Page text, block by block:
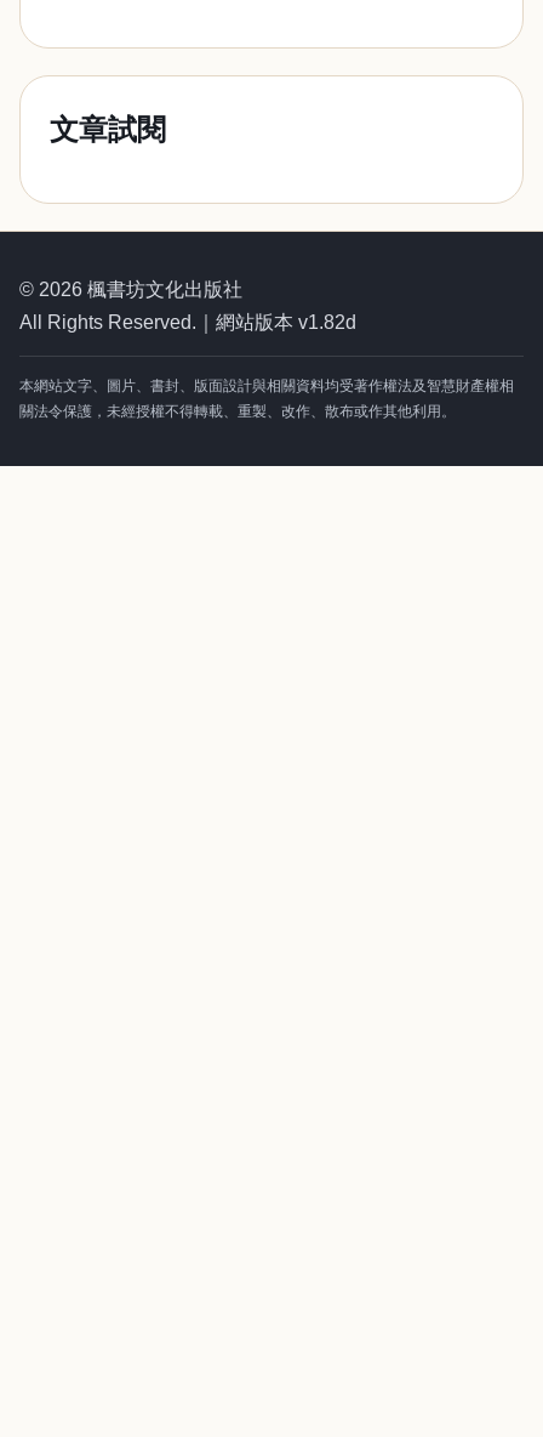
文章試閱
© 2026 楓書坊文化出版社
All Rights Reserved.｜網站版本 v1.82d
本網站文字、圖片、書封、版面設計與相關資料均受著作權法及智慧財產權相
關法令保護，未經授權不得轉載、重製、改作、散布或作其他利用。